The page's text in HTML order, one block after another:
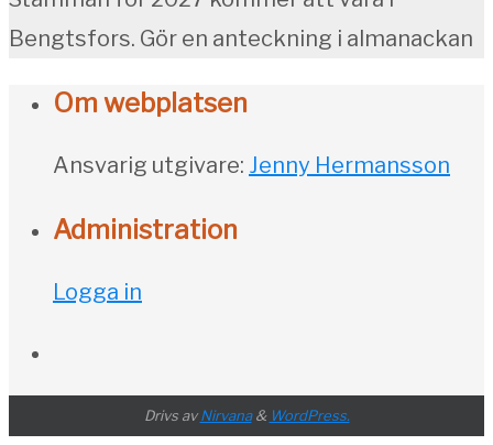
Bengtsfors. Gör en anteckning i almanackan
Om webplatsen
Ansvarig utgivare: Jenny Hermansson
Administration
Logga in
Drivs avNirvana& WordPress.